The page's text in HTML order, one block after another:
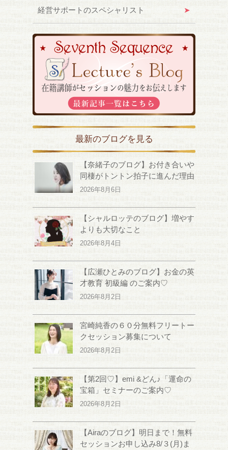
経営サポートのスペシャリスト
最新のブログを見る
【奈緒子のブログ】お付き合いや
同棲がトントン拍子に進んだ理由
2026年8月6日
【シャルロッテのブログ】増やす
よりも大切なこと
2026年8月4日
【広瀬ひとみのブログ】お金の英
才教育 初級編 のご案内♡
2026年8月2日
宮崎純香の６０分無料フリートー
クセッション募集について
2026年8月2日
【第2回♡】emi &どん♪「運命の
宝箱」セミナーのご案内♡
2026年8月2日
【Airaのブログ】明日まで！無料
セッションお申し込み8/３(月)ま